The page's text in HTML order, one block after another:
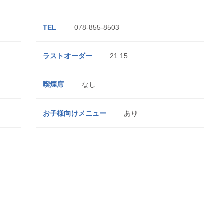
TEL 078-855-8503
ラストオーダー 21:15
喫煙席 なし
お子様向けメニュー あり